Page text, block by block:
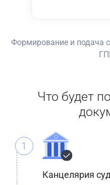
Формирование и подача
Что будет
1
Канцелярия